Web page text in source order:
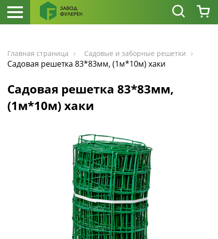
Главная страница Садовые и заборные решетки
Садовая решетка 83*83мм, (1м*10м) хаки
Садовая решетка 83*83мм,
(1м*10м) хаки